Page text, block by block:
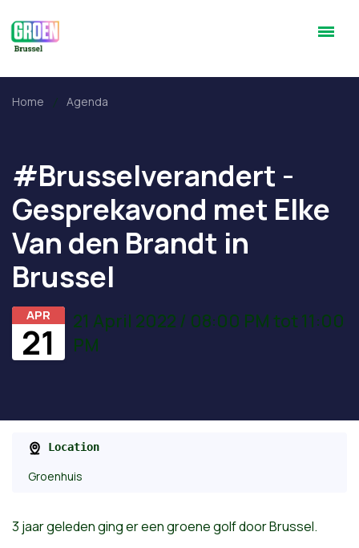
Home Agenda
#Brusselverandert -
Gesprekavond met Elke
Van den Brandt in
Brussel
APR
21
21 April 2022 / 08:00 PM tot 11:00
PM
Location
Groenhuis
3 jaar geleden ging er een groene golf door Brussel.